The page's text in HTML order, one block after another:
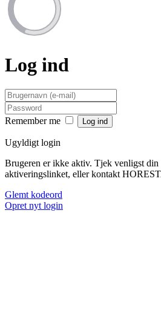
Log ind
Remember me
Ugyldigt login
Brugeren er ikke aktiv. Tjek venligst
aktiveringslinket, eller kontakt
Glemt kodeord
Opret nyt login